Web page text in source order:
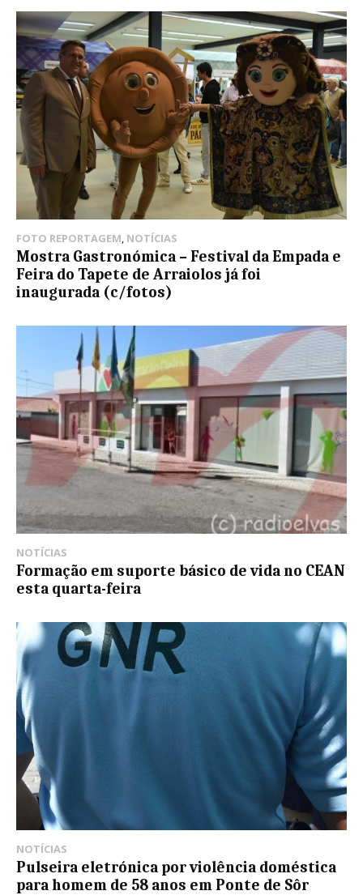
FOTO REPORTAGEM, NOTÍCIAS
Mostra Gastronómica – Festival da Empada e
Feira do Tapete de Arraiolos já foi
inaugurada (c/fotos)
NOTÍCIAS
Formação em suporte básico de vida no CEAN
esta quarta-feira
NOTÍCIAS
Pulseira eletrónica por violência doméstica
para homem de 58 anos em Ponte de Sôr